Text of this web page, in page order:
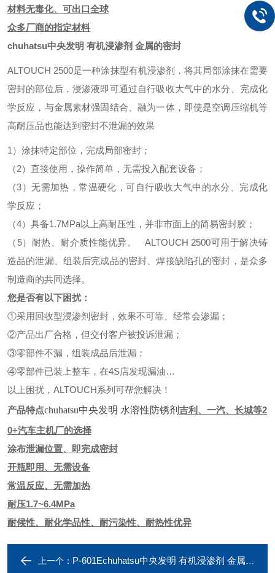
材料无毒化、可出口全球
众多厂商的指定材料
chuhatsu中央发明 有机浸渗剂 金属的密封
ALTOUCH 2500是一种涂抹型有机浸渗剂，将其局部涂抹在需要
密封的部位后，浸渗液即可通过自行吸收大气中的水分、完成化
学反应，与金属素材强固结合、融为一体，即使是空调压缩机等
高耐压品也能达到密封不泄漏的效果
1）涂抹特定部位，完成局部密封；
（2）直接使用，操作简单，无需投入配套设备；
（3）无需加热，常温硬化，可自行吸收大气中的水分、完成化
学反应；
（4）具备1.7MPa以上高耐压性，并非市面上的简易密封胶；
（5）耐热、耐介质性能优异。
ALTOUCH 2500可用于解决铸
造品的泄漏、组装后完成品的密封、焊接缺陷孔的密封，是众多
制造商的共同选择。
您是否有以下困扰：
①采用回收型浸渗剂密封，效果不可靠、经常会渗漏；
②产品出厂合格，但交付客户被投诉泄漏；
③零部件不漏，组装成品后泄漏；
④零部件已装上整车，在4S店发现漏油…
以上困扰，ALTOUCH系列可帮您解决！
产品特点chuhatsu中央发明 水溶性防锈剂 吉利、一汽、长城等2
0+汽车主机厂的选择
涂布泄漏位置、即完成密封
开瓶即用、无需设备
常温反应、无需加热
耐压1.7~6.4MPa
耐候性、耐化学品性、耐污染性、耐热性优异
上一个： P-601Echuhatsu中央发明 有机浸渗剂 金属的密封